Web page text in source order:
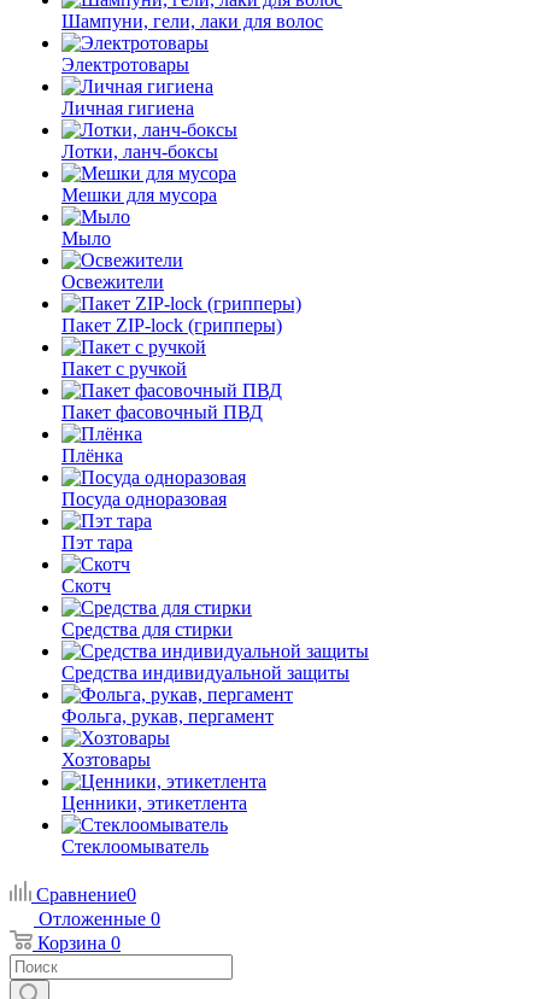
Шампуни, гели, лаки для волос
Электротовары
Личная гигиена
Лотки, ланч-боксы
Мешки для мусора
Мыло
Освежители
Пакет ZIP-lock (грипперы)
Пакет с ручкой
Пакет фасовочный ПВД
Плёнка
Посуда одноразовая
Пэт тара
Скотч
Средства для стирки
Средства индивидуальной защиты
Фольга, рукав, пергамент
Хозтовары
Ценники, этикетлента
Стеклоомыватель
Сравнение0
Отложенные 0
Корзина 0